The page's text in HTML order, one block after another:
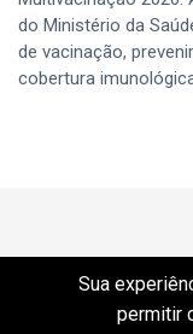
do Ministério da
de vacinação,
cobertura
Sua
permitir